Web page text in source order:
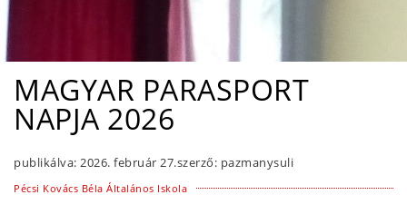
MAGYAR PARASPORT
NAPJA 2026
publikálva: 2026. február 27.szerző: pazmanysuli
Pécsi Kovács Béla Általános Iskola